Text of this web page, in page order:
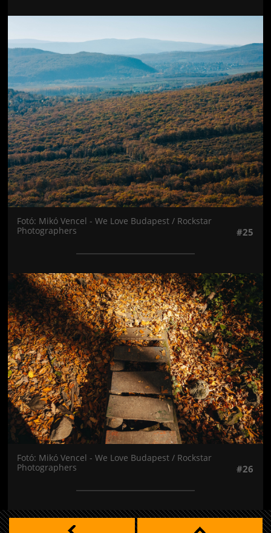
Fotó: Mikó Vencel - We Love Budapest / Rockstar
Photographers
#25
Jön még kép!
Fotó: Mikó Vencel - We Love Budapest / Rockstar
Photographers
#26